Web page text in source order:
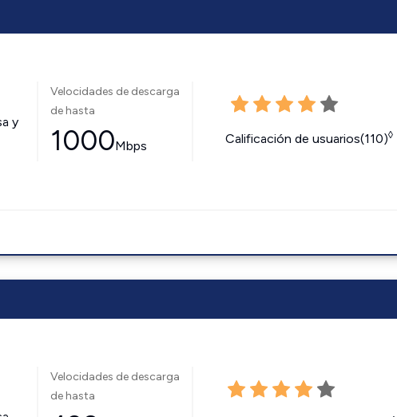
y
Velocidades de descarga
de hasta
1000Mbps Calificación de usuarios(110)◊
Velocidades de descarga
de hasta